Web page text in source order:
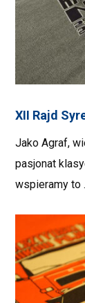
XII Rajd
Jako Agraf,
pasjonat
wspieramy to